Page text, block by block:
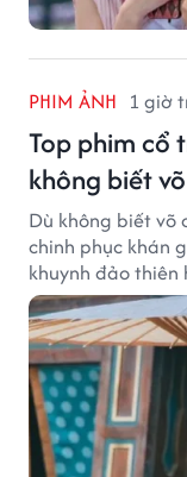
PHIM ẢNH 1 giờ
Top phim cổ
không biết
Dù không biết võ
chinh phục khán
khuynh đảo thiên